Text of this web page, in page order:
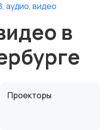
аудио, видео
в
Проекторы